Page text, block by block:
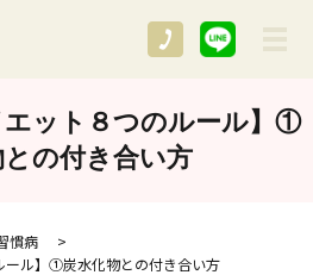
エット８つのルール】①
の付き合い方
慣病
ール】①炭水化物との付き合い方